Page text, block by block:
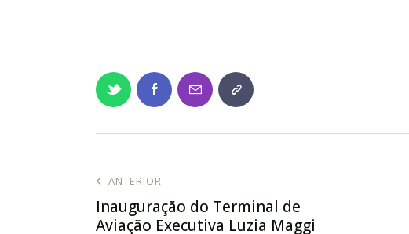
ANTERIOR
Inauguração do Terminal de
Aviação Executiva Luzia Maggi